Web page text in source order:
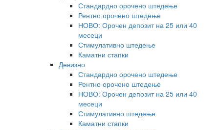
Стандардно орочено штедење
Рентно орочено штедење
НОВО: Орочен депозит на 25 или 40
месеци
Стимулативно штедење
Каматни стапки
Девизно
Стандардно орочено штедење
Рентно орочено штедење
НОВО: Орочен депозит на 25 или 40
месеци
Стимулативно штедење
Каматни стапки